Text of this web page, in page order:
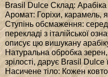
Brasil Dulce Склад:
Аромат: Горіхи, карамель,
Ступінь обсмаження:
перекладі з італійської
описує цю вишукану
Натуральна обробка зерен,
зрілості, дарує Brasil Dulce
Насичене тіло: Кожен